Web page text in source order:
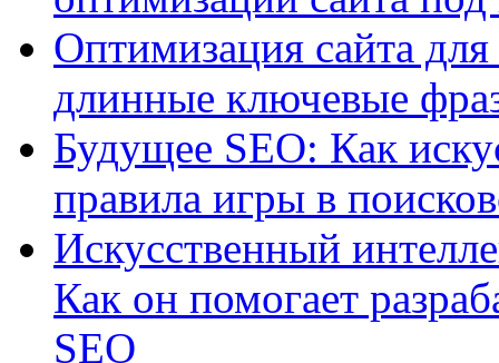
Оптимизация сайта
длинные ключевые
Будущее SEO: Как
правила игры в
Искусственный
Как он помогает
SEO